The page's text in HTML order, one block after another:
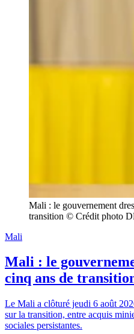
Mali : le gouvernement
transition © Crédit photo
Mali
Mali : le
cinq ans de
Le Mali a clôturé jeudi 6 août
sur la transition, entre acquis
sociales persistantes.